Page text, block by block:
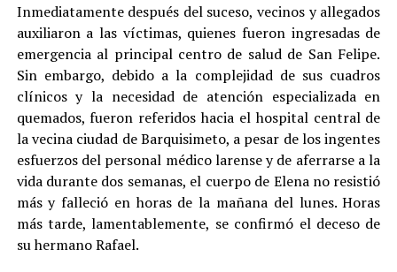
Inmediatamente después del suceso, vecinos y allegados
auxiliaron a las víctimas, quienes fueron ingresadas de
emergencia al principal centro de salud de San Felipe.
Sin embargo, debido a la complejidad de sus cuadros
clínicos y la necesidad de atención especializada en
quemados, fueron referidos hacia el hospital central de
la vecina ciudad de Barquisimeto, a pesar de los ingentes
esfuerzos del personal médico larense y de aferrarse a la
vida durante dos semanas, el cuerpo de Elena no resistió
más y falleció en horas de la mañana del lunes. Horas
más tarde, lamentablemente, se confirmó el deceso de
su hermano Rafael.